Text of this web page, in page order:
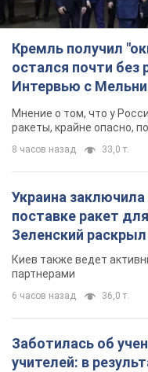
Кремль получил
остался почти без
Интервью с
Мнение о том, что у
ракеты, крайне опасно,
8 часов назад 33,0 т.
Украина
поставке ракет
Зеленский
Киев также ведет
партнерами
6 часов назад 36,0 т.
Заботилась об
учителей: в